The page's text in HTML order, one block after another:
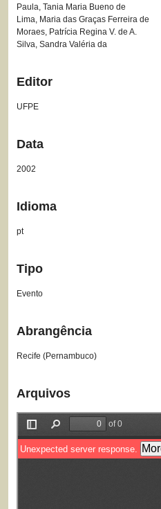
Paula, Tania Maria Bueno de
Lima, Maria das Graças Ferreira de
Moraes, Patrícia Regina V. de A.
Silva, Sandra Valéria da
Editor
UFPE
Data
2002
Idioma
pt
Tipo
Evento
Abrangência
Recife (Pernambuco)
Arquivos